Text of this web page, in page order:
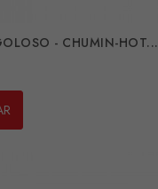
- CHUMIN-HOT...